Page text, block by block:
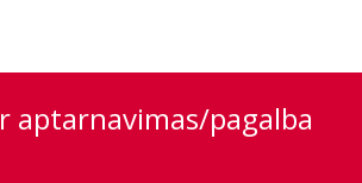
aptarnavimas/pagalba